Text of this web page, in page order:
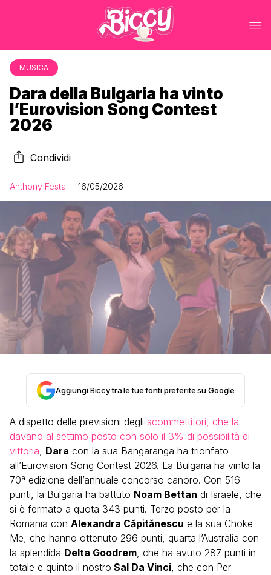
MUSICA
Dara della Bulgaria ha vinto
l’Eurovision Song Contest
2026
Condividi
Anthony Festa 16/05/2026
Aggiungi Biccy tra le tue fonti preferite su Google
A dispetto delle previsioni degli scommettitori, che la
davano al settimo posto con solo il 3% di possibilità di
vittoria, Dara con la sua Bangaranga ha trionfato
all’Eurovision Song Contest 2026. La Bulgaria ha vinto la
70ª edizione dell’annuale concorso canoro. Con 516
punti, la Bulgaria ha battuto Noam Bettan di Israele, che
si è fermato a quota 343 punti. Terzo posto per la
Romania con Alexandra Căpitănescu e la sua Choke
Me, che hanno ottenuto 296 punti, quarta l’Australia con
la splendida Delta Goodrem, che ha avuto 287 punti in
totale e quinto il nostro Sal Da Vinci, che con Per